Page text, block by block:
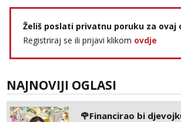
Želiš poslati privatnu poruku za ovaj
Registriraj se ili prijavi klikom ovdje
NAJNOVIJI OGLASI
🌹Financirao bi